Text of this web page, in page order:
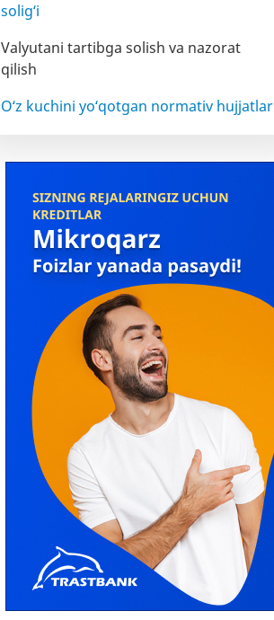
solig‘i
Valyutani tartibga solish va nazorat
qilish
O‘z kuchini yo‘qotgan normativ hujjatlar